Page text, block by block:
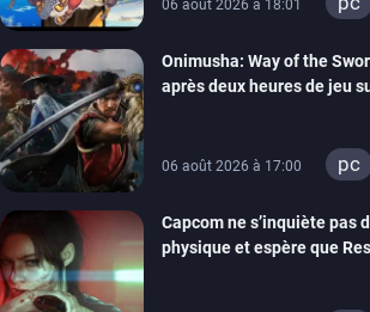
06 août 2026 à 18:01
Onimusha: Way of the
après deux heures de jeu
06 août 2026 à 17:00 pc
Capcom ne s’inquiète pas
physique et espère que